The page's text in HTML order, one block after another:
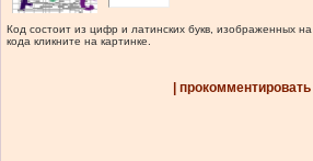
Код состоит из цифр и латинских букв, изображенных на
кода кликните на картинке.
| прокомментировать |